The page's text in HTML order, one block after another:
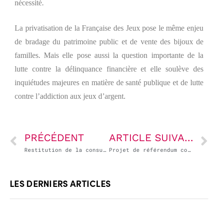
nécessité.
La privatisation de la Française des Jeux pose le même enjeu
de bradage du patrimoine public et de vente des bijoux de
familles. Mais elle pose aussi la question importante de la
lutte contre la délinquance financière et elle soulève des
inquiétudes majeures en matière de santé publique et de lutte
contre l’addiction aux jeux d’argent.
PRÉCÉDENT
Restitution de la consultation citoyenne : le Grand Débat n’aura donc pas eu lieu !
ARTICLE SUIVANT
Projet de référendum contre la privatisation d’ADP : une première victoire !
LES DERNIERS ARTICLES